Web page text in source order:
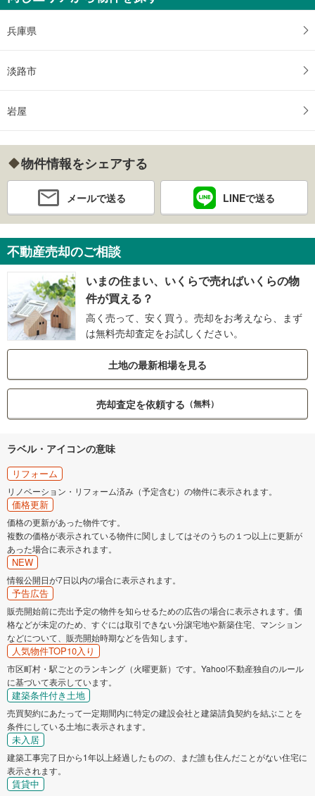
兵庫県
淡路市
岩屋
物件情報をシェアする
メールで送る LINEで送る
不動産売却のご相談
いまの住まい、いくらで売ればいくらの物
件が買える？
高く売って、安く買う。売却をお考えなら、まず
は無料売却査定をお試しください。
土地の最新相場を見る
売却査定を依頼する （無料）
ラベル・アイコンの意味
リフォーム
リノベーション・リフォーム済み（予定含む）の物件に表示されます。
価格更新
価格の更新があった物件です。
複数の価格が表示されている物件に関しましてはそのうちの１つ以上に更新が
あった場合に表示されます。
NEW
情報公開日が7日以内の場合に表示されます。
予告広告
販売開始前に売出予定の物件を知らせるための広告の場合に表示されます。価
格などが未定のため、すぐには取引できない分譲宅地や新築住宅、マンション
などについて、販売開始時期などを告知します。
人気物件TOP10入り
市区町村・駅ごとのランキング（火曜更新）です。Yahoo!不動産独自のルール
に基づいて表示しています。
建築条件付き土地
売買契約にあたって一定期間内に特定の建設会社と建築請負契約を結ぶことを
条件にしている土地に表示されます。
未入居
建築工事完了日から1年以上経過したものの、まだ誰も住んだことがない住宅に
表示されます。
賃貸中